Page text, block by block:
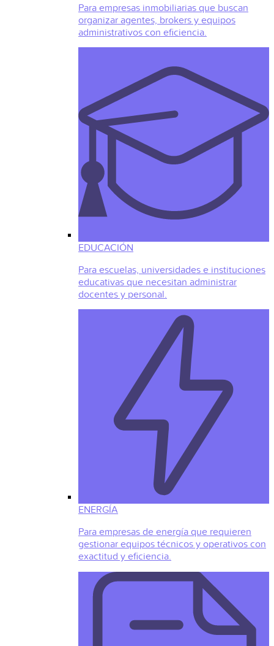
Para empresas inmobiliarias que buscan
organizar agentes, brokers y equipos
administrativos con eficiencia.
EDUCACIÓN
Para escuelas, universidades e instituciones
educativas que necesitan administrar
docentes y personal.
ENERGÍA
Para empresas de energía que requieren
gestionar equipos técnicos y operativos con
exactitud y eficiencia.